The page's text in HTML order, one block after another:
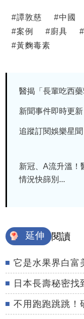
#譚敦慈 #中國
#案例 #廚具
#黃麴毒素
醫揭「長輩吃西
新聞事件即時更
追蹤訂閱娛樂星
新冠、A流升溫
情況快篩別...
延伸 閱讀
它是水果界白
日本長壽秘密
不用跑跑跳跳！